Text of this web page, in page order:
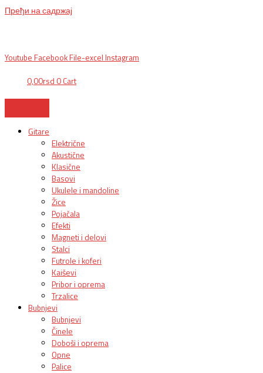
Пређи на садржај
Youtube Facebook File-excel Instagram
0,00rsd 0 Cart
Gitare
Električne
Akustične
Klasične
Basovi
Ukulele i mandoline
Žice
Pojačala
Efekti
Magneti i delovi
Stalci
Futrole i koferi
Kaiševi
Pribor i oprema
Trzalice
Bubnjevi
Bubnjevi
Činele
Doboši i oprema
Opne
Palice